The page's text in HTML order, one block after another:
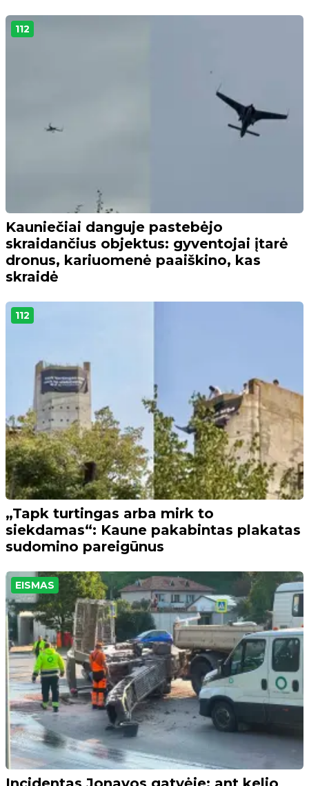
112
Kauniečiai danguje pastebėjo
skraidančius objektus: gyventojai įtarė
dronus, kariuomenė paaiškino, kas
skraidė
112
„Tapk turtingas arba mirk to
siekdamas“: Kaune pakabintas plakatas
sudomino pareigūnus
EISMAS